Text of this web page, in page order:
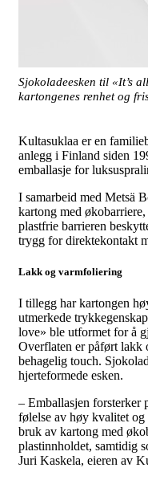
Sjokoladeesken til «It’s
kartongenes renhet og
Kultasuklaa er en
anlegg i Finland siden
emballasje for
I samarbeid med Metsä
kartong med
plastfrie barrieren
trygg for direktekontakt
Lakk og varmfoliering
I tillegg har kartongen
utmerkede
love» ble utformet for å
Overflaten er påført lakk
behagelig touch.
hjerteformede esken.
– Emballasjen forsterker
følelse av høy kvalitet
bruk av kartong med
plastinnholdet, samtidig
Juri Kaskela, eieren av